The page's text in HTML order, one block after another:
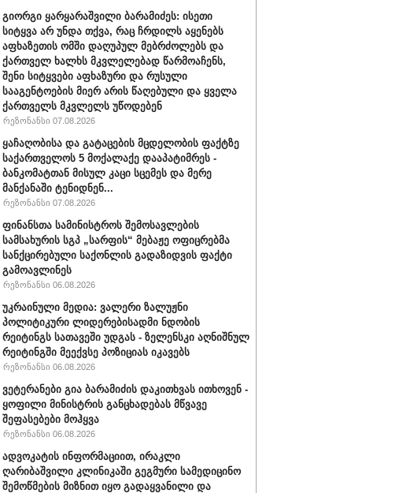
გიორგი ყარყარაშვილი ბარამიძეს: ისეთი
სიტყვა არ უნდა თქვა, რაც ჩრდილს აყენებს
აფხაზეთის ომში დაღუპულ მებრძოლებს და
ქართველ ხალხს მკვლელებად წარმოაჩენს,
შენი სიტყვები აფხაზური და რუსული
სააგენტოების მიერ არის წაღებული და ყველა
ქართველს მკვლელს უწოდებენ
რეზონანსი 07.08.2026
ყაჩაღობისა და გატაცების მცდელობის ფაქტზე
საქართველოს 5 მოქალაქე დააპატიმრეს -
ბანკომატთან მისულ კაცი სცემეს და მერე
მანქანაში ტენიდნენ...
რეზონანსი 07.08.2026
ფინანსთა სამინისტროს შემოსავლების
სამსახურის სგპ „სარფის“ მებაჟე ოფიცრებმა
სანქცირებული საქონლის გადაზიდვის ფაქტი
გამოავლინეს
რეზონანსი 06.08.2026
უკრაინული მედია: ვალერი ზალუჟნი
პოლიტიკური ლიდერებისადმი ნდობის
რეიტინგს სათავეში უდგას - ზელენსკი აღნიშნულ
რეიტინგში მეექვსე პოზიციას იკავებს
რეზონანსი 06.08.2026
ვეტერანები გია ბარამიძის დაკითხვას ითხოვენ -
ყოფილი მინისტრის განცხადებას მწვავე
შეფასებები მოჰყვა
რეზონანსი 06.08.2026
ადვოკატის ინფორმაციით, ირაკლი
ღარიბაშვილი კლინიკაში გეგმური სამედიცინო
შემოწმების მიზნით იყო გადაყვანილი და